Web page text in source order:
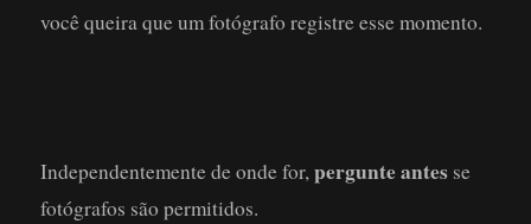
você queira que um fotógrafo registre esse momento.
Independentemente de onde for,pergunte antesse
fotógrafos são permitidos.